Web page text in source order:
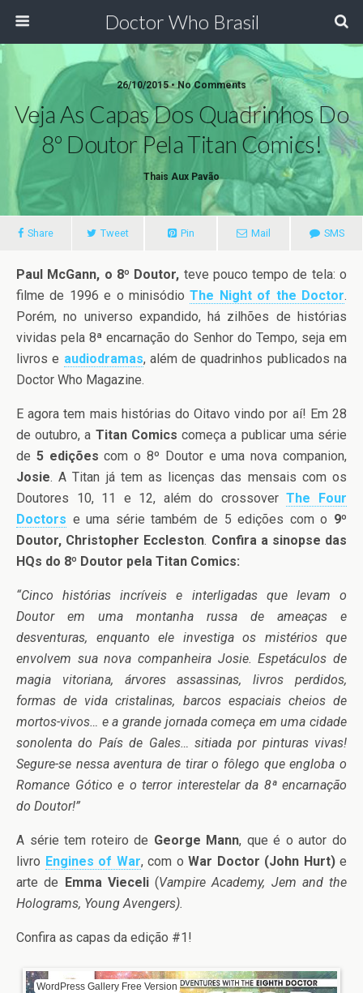
Doctor Who Brasil
26/10/2015 • No Comments
Veja As Capas Dos Quadrinhos Do
8º Doutor Pela Titan Comics!
Thais Aux Pavão
Share Tweet Pin Mail SMS
Paul McGann, o 8º Doutor, teve pouco tempo de tela: o
filme de 1996 e o minisódioThe Night of the Doctor.
Porém, no universo expandido, há zilhões de histórias
vividas pela 8ª encarnação do Senhor do Tempo, seja em
livros e audiodramas, além de quadrinhos publicados na
Doctor Who Magazine.
E agora tem mais histórias do Oitavo vindo por aí! Em 28
de outubro, a Titan Comics começa a publicar uma série
de 5 edições com o 8º Doutor e uma nova companion,
Josie. A Titan já tem as licenças das mensais com os
Doutores 10, 11 e 12, além do crossoverThe Four
Doctors e uma série também de 5 edições com o 9º
Doutor, Christopher Eccleston. Confira a sinopse das
HQs do 8º Doutor pela Titan Comics:
“Cinco histórias incríveis e interligadas que levam o
Doutor em uma montanha russa de ameaças e
desventuras, enquanto ele investiga os mistérios que
envolvem sua nova companheira Josie. Espetáculos de
magia vitoriana, árvores assassinas, livros perdidos,
formas de vida cristalinas, barcos espaciais cheios de
mortos-vivos… e a grande jornada começa em uma cidade
sonolenta do País de Gales… sitiada por pinturas vivas!
Segure-se nessa aventura de tirar o fôlego que engloba o
Romance Gótico e o terror interestelar da 8ª encarnação
do Doutor!”
A série tem roteiro de George Mann, que é o autor do
livro Engines of War, com o War Doctor (John Hurt)e
arte de Emma Vieceli(Vampire Academy, Jem and the
Holograms, Young Avengers).
Confira as capas da edição #1!
WordPress Gallery Free Version